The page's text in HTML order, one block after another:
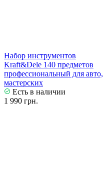
Набор инструментов
Kraft&Dele 140 предметов
профессиональный для авто,
мастерских
Есть в наличии
1 990 грн.